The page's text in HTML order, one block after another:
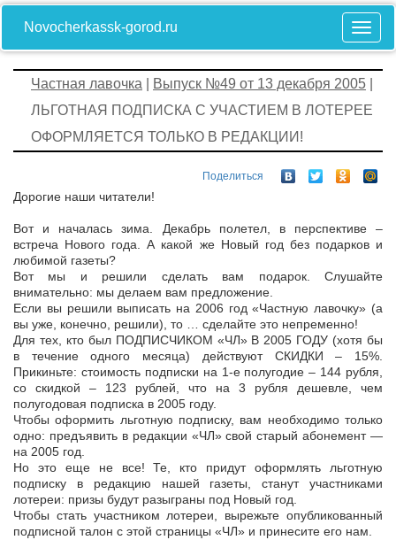
Novocherkassk-gorod.ru
Частная лавочка Выпуск №49 от 13 декабря 2005
ЛЬГОТНАЯ ПОДПИСКА С УЧАСТИЕМ В ЛОТЕРЕЕ
ОФОРМЛЯЕТСЯ ТОЛЬКО В РЕДАКЦИИ!
Поделиться
Дорогие наши читатели!
Вот и началась зима. Декабрь полетел, в перспективе –
встреча Нового года. А какой же Новый год без подарков и
любимой газеты?
Вот мы и решили сделать вам подарок. Слушайте
внимательно: мы делаем вам предложение.
Если вы решили выписать на 2006 год «Частную лавочку» (а
вы уже, конечно, решили), то … сделайте это непременно!
Для тех, кто был ПОДПИСЧИКОМ «ЧЛ» В 2005 ГОДУ (хотя бы
в течение одного месяца) действуют СКИДКИ – 15%.
Прикиньте: стоимость подписки на 1-е полугодие – 144 рубля,
со скидкой – 123 рублей, что на 3 рубля дешевле, чем
полугодовая подписка в 2005 году.
Чтобы оформить льготную подписку, вам необходимо только
одно: предъявить в редакции «ЧЛ» свой старый абонемент —
на 2005 год.
Но это еще не все! Те, кто придут оформлять льготную
подписку в редакцию нашей газеты, станут участниками
лотереи: призы будут разыграны под Новый год.
Чтобы стать участником лотереи, вырежьте опубликованный
подписной талон с этой страницы «ЧЛ» и принесите его нам.